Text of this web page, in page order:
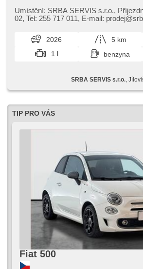
poduszka powietrzna, USB, czujnik
napęd 4x2, czujnik ciśnienia opon,
únavy řidiče, parkovací senzory zadní,
zatmavená zadní skla, Android Auto,
asistent jízdy v jízdním pruhu, digitální
elektronická ruční brzda, vyhřívané
Umístění: SRBA SERVIS s.r.o.,​
02,​ Tel: 255 717 011,​ E​-mail: prodej@srba.cz. Tato
2026 5 km
1 l
benzyna
SRBA SERVIS s.r.o.,
TIP PRO VÁS
Fiat 500